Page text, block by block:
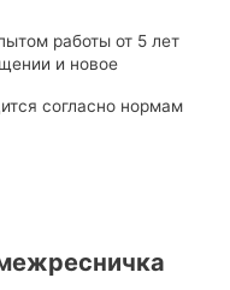
работы от 5 лет
и новое
согласно нормам